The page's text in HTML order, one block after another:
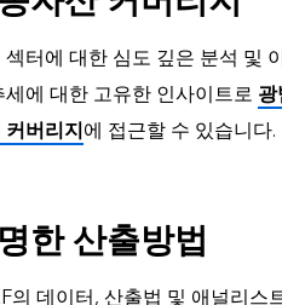
섹터에 대한 심도 깊은 분석 및
세에 대한 고유한 인사이트로
커버리지에 접근할 수 있습니다.
한 산출방법
의 데이터, 산출법 및 애널리스